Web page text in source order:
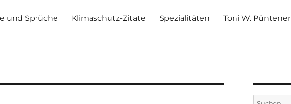
und Sprüche Klimaschutz-Zitate Spezialitäten Toni W. Püntener
Suchen